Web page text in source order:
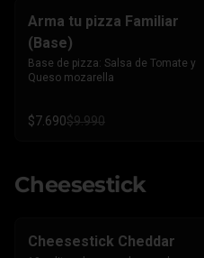
Arma tu pizza Familiar
(Base)
Base de pizza: Salsa de Tomate y
Queso mozarella
$7.690$9.990
Cheesestick
Cheesestick Cheddar